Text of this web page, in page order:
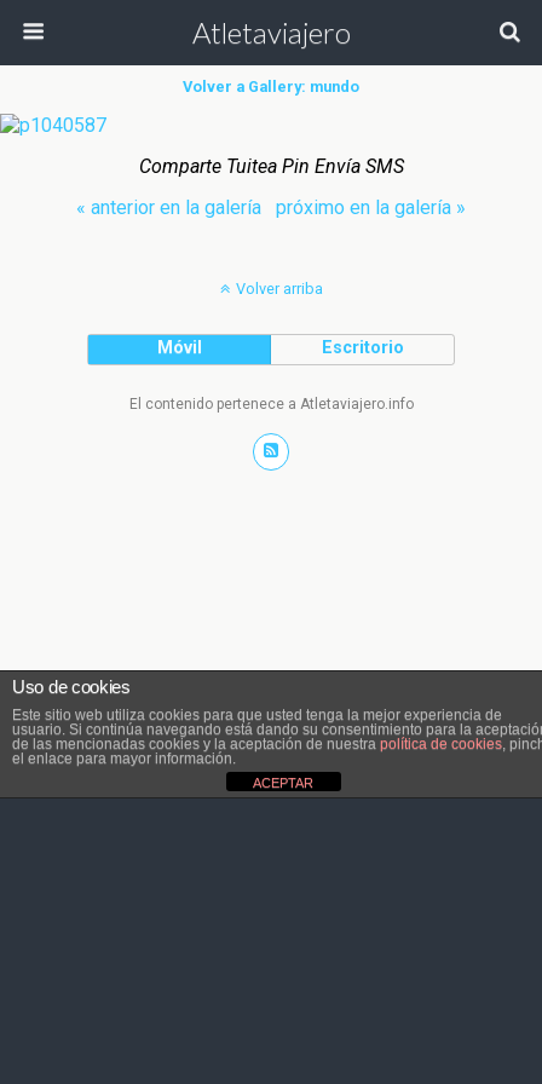
Atletaviajero
Volver a Gallery: mundo
Comparte Tuitea Pin Envía SMS
« anterior en la galería
próximo en la galería »
Volver arriba
Móvil Escritorio
El contenido pertenece a Atletaviajero.info
Uso de cookies
Este sitio web utiliza cookies para que usted tenga la mejor experiencia de
usuario. Si continúa navegando está dando su consentimiento para la
de las mencionadas cookies y la aceptación de nuestra política de cookies,
el enlace para mayor información.
ACEPTAR